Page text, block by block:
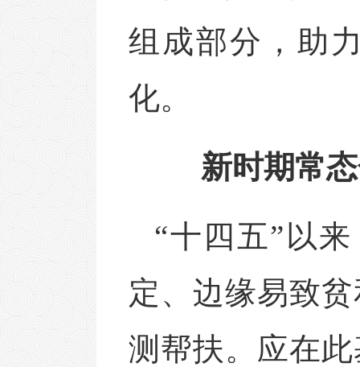
组成部分，助
化。
新时期常
“十四五”以
定、边缘易致
测帮扶。应在